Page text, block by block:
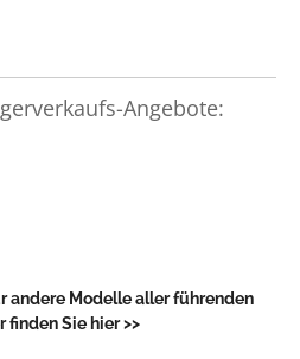
Angebote:
andere Modelle aller führenden
finden Sie hier >>